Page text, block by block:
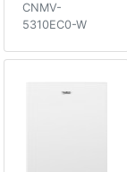
CNMV-
5310EC0-W